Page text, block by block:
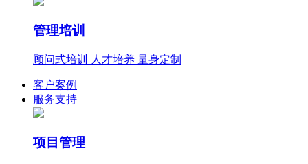
管理培训
顾问式培训 人才培养 量身定制
客户案例
服务支持
项目管理